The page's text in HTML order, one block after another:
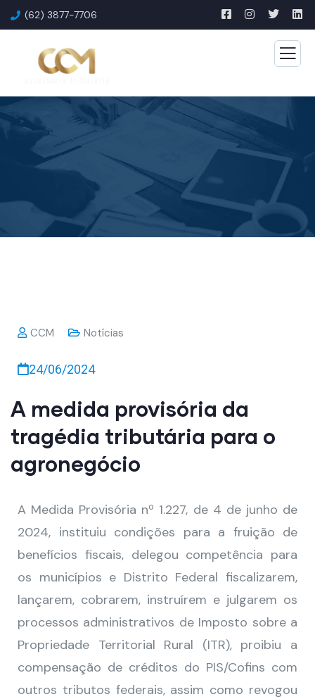
(62) 3877-7706
CCM Notícias
24/06/2024
A medida provisória da
tragédia tributária para o
agronegócio
A Medida Provisória nº 1.227, de 4 de junho de
2024, instituiu condições para a fruição de
benefícios fiscais, delegou competência para
os municípios e Distrito Federal fiscalizarem,
lançarem, cobrarem, instruírem e julgarem os
processos administrativos de Imposto sobre a
Propriedade Territorial Rural (ITR), proibiu a
compensação de créditos do PIS/Cofins com
outros tributos federais, assim como revogou